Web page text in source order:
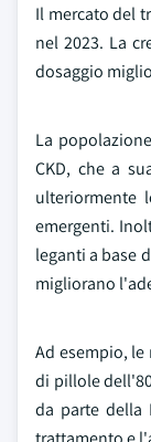
Il mercato del
nel 2023. La
dosaggio
La
CKD, che a
ulteriormente
emergenti.
leganti a base
migliorano
Ad esempio, le
di pillole
da parte della